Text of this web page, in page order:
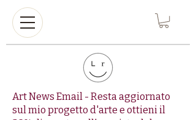
Art News Email - Resta aggiornato
sul mio progetto d'arte e ottieni il